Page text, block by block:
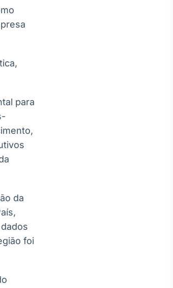
para
da
foi